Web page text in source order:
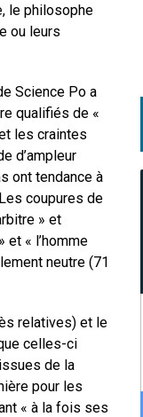
le philosophe
ou leurs
Science Po a
qualifiés de «
les craintes
d’ampleur
ont tendance à
coupures de
» et
« l’homme
neutre (71
relatives) et le
celles-ci
de la
pour les
« à la fois ses